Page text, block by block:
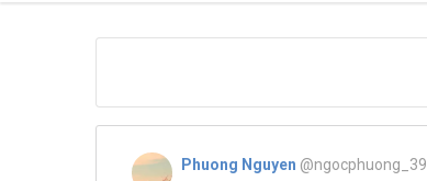
Phuong Nguyen @ngocphuong_39